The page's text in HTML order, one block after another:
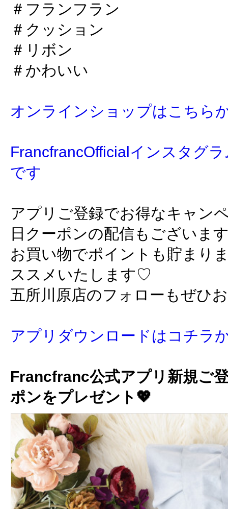
＃フランフラン
＃クッション
＃リボン
＃かわいい
オンラインショップはこちら
FrancfrancOfficialインスタグ
です
アプリご登録でお得なキャン
日クーポンの配信もございま
お買い物でポイントも貯まり
ススメいたします♡
五所川原店のフォローもぜひ
アプリダウンロードはコチラ
Francfranc公式アプリ新規ご
ポンをプレゼント💖